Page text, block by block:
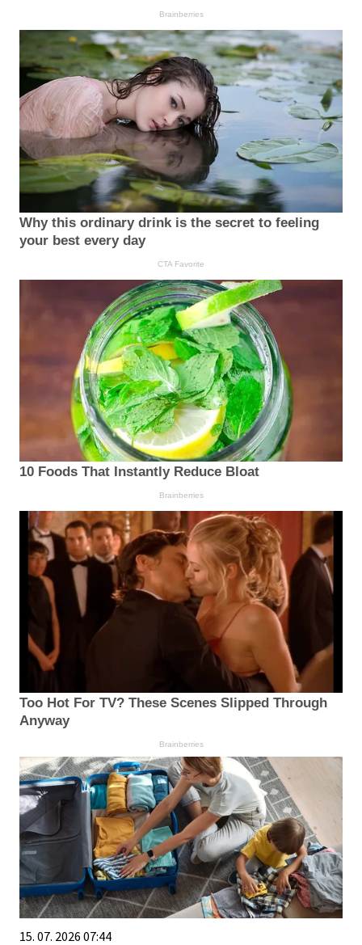
Brainberries
Why this ordinary drink is the secret to feeling
your best every day
CTA Favorite
10 Foods That Instantly Reduce Bloat
Brainberries
Too Hot For TV? These Scenes Slipped Through
Anyway
Brainberries
15. 07. 2026 07:44